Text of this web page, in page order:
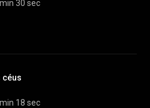
30 sec
céus
18 sec